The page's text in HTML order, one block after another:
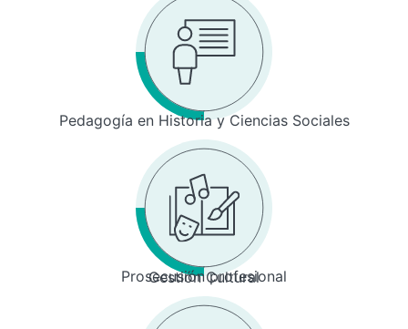
Pedagogía en Historia y Ciencias Sociales
Prosecusión profesional
Gestión Cultural